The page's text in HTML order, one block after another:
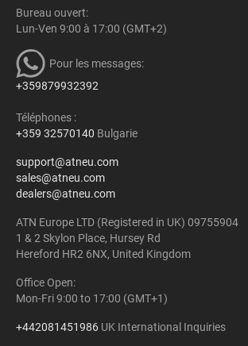
Bureau ouvert:
Lun-Ven 9:00 à 17:00 (GMT+2)
Pour les messages:
+359879932392
Téléphones :
+359 32570140 Bulgarie
support@atneu.com
sales@atneu.com
dealers@atneu.com
ATN Europe LTD (Registered in UK) 09755904
1 & 2 Skylon Place, Hursey Rd
Hereford HR2 6NX, United Kingdom
Office Open:
Mon-Fri 9:00 to 17:00 (GMT+1)
+442081451986 UK International Inquiries